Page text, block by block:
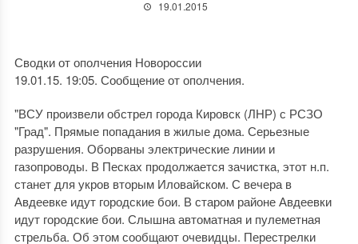
19.01.2015
Сводки от ополчения Новороссии
19.01.15. 19:05. Сообщение от ополчения.
"ВСУ произвели обстрел города Кировск (ЛНР) с РСЗО
"Град". Прямые попадания в жилые дома. Серьезные
разрушения. Оборваны электрические линии и
газопроводы. В Песках продолжается зачистка, этот н.п.
станет для укров вторым Иловайском. С вечера в
Авдеевке идут городские бои. В старом районе Авдеевки
идут городские бои. Слышна автоматная и пулеметная
стрельба. Об этом сообщают очевидцы. Перестрелки